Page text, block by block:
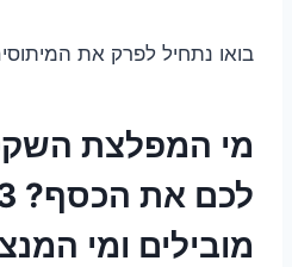
בואו נתחיל לפרק את
מי המפלצת
מובילים ומי